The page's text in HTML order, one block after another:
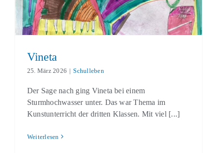
Vineta
25. März 2026 | Schulleben
Der Sage nach ging Vineta bei einem
Sturmhochwasser unter. Das war Thema im
Kunstunterricht der dritten Klassen. Mit viel [...]
Weiterlesen